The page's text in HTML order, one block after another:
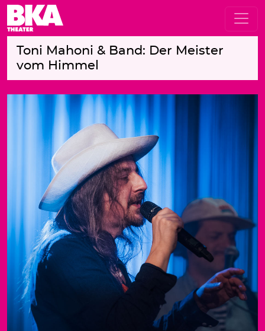
Toni Mahoni & Band: Der Meister
vom Himmel